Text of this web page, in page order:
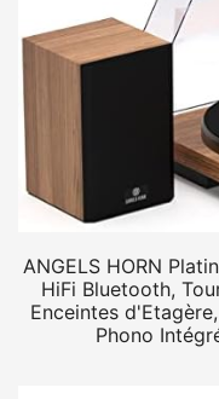
ANGELS HORN
HiFi Bluetooth,
Enceintes
Phono